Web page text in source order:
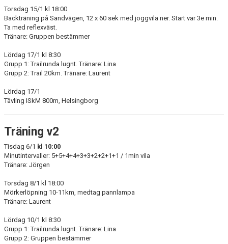
Torsdag 15/1 kl 18:00
Backträning på Sandvägen, 12 x 60 sek med joggvila ner. Start var 3e min.
Ta med reflexväst.
Tränare: Gruppen bestämmer
Lördag 17/1 kl 8:30
Grupp 1: Trailrunda lugnt. Tränare: Lina
Grupp 2: Trail 20km. Tränare: Laurent
Lördag 17/1
Tävling ISkM 800m, Helsingborg
Träning v2
Tisdag 6/1 kl 10:00
Minutintervaller: 5+5+4+4+3+3+2+2+1+1 / 1min vila
Tränare: Jörgen
Torsdag 8/1 kl 18:00
Mörkerlöpning 10-11km, medtag pannlampa
Tränare: Laurent
Lördag 10/1 kl 8:30
Grupp 1: Trailrunda lugnt. Tränare: Lina
Grupp 2: Gruppen bestämmer